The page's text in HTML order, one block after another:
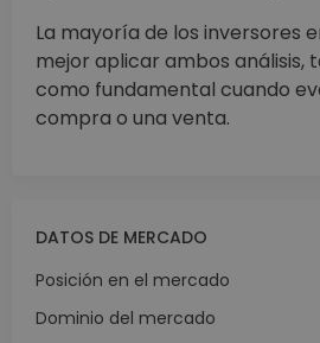
La mayoría de los inversores
mejor aplicar ambos análisis,
como fundamental cuando
compra o una venta.
DATOS DE MERCADO
Posición en el mercado
Dominio del mercado